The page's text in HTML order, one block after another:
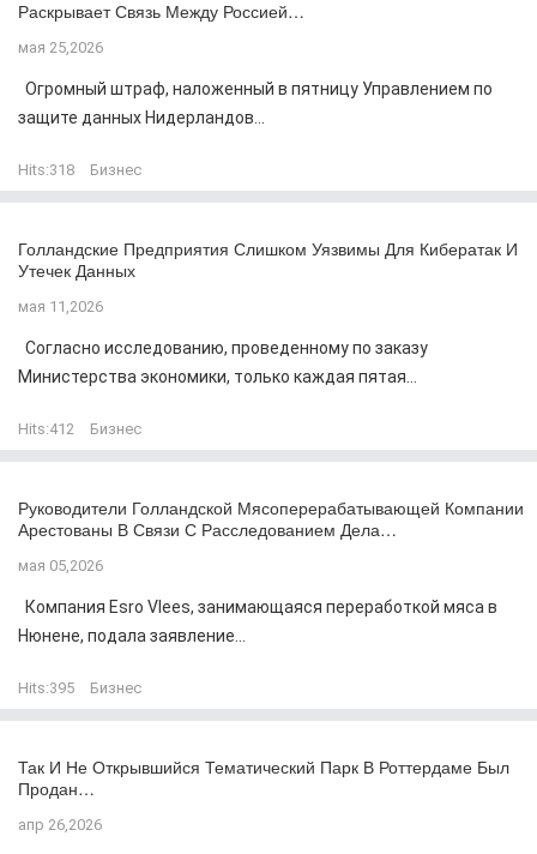
Раскрывает Связь Между Россией…
мая 25,2026
Огромный штраф, наложенный в пятницу Управлением по
защите данных Нидерландов...
Hits:318 Бизнес
Голландские Предприятия Слишком Уязвимы Для Кибератак И
Утечек Данных
мая 11,2026
Согласно исследованию, проведенному по заказу
Министерства экономики, только каждая пятая...
Hits:412 Бизнес
Руководители Голландской Мясоперерабатывающей Компании
Арестованы В Связи С Расследованием Дела…
мая 05,2026
Компания Esro Vlees, занимающаяся переработкой мяса в
Нюнене, подала заявление...
Hits:395 Бизнес
Так И Не Открывшийся Тематический Парк В Роттердаме Был
Продан…
апр 26,2026